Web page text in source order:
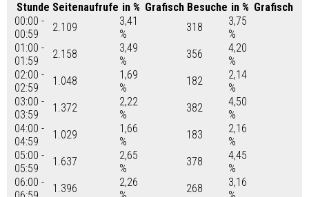
Stunde Seitenaufrufe in % Grafisch Besuche in % Grafisch
00:00 -
00:59
2.109
3,41
%
318
3,75
%
01:00 -
01:59
2.158
3,49
%
356
4,20
%
02:00 -
02:59
1.048
1,69
%
182
2,14
%
03:00 -
03:59
1.372
2,22
%
382
4,50
%
04:00 -
04:59
1.029
1,66
%
183
2,16
%
05:00 -
05:59
1.637
2,65
%
378
4,45
%
06:00 -
1.396
2,26
268
3,16